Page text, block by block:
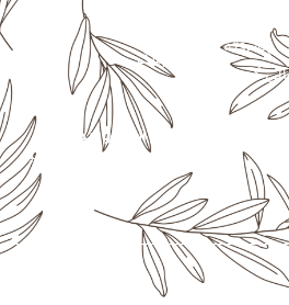
تولید و مصرف،
پیشرفته ترین
گردید.
وبلاگ
نماد اعتماد الکترونیک
با خیال راحت به کامزیت اعتماد کنید.